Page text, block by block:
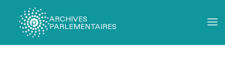
ARCHIVES
PARLEMENTAIRES